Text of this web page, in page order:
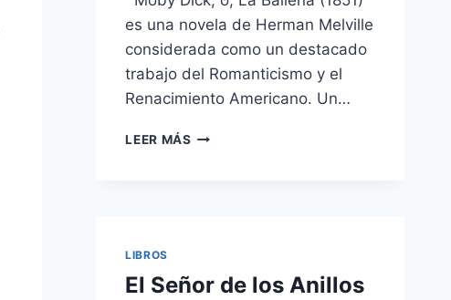
es una novela de Herman Melville
considerada como un destacado
trabajo del Romanticismo y el
Renacimiento Americano. Un…
LEER MÁS MOBY
LIBROS
El Señor de los Anillos